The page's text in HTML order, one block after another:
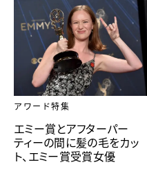
アワード特集
エミー賞とアフターパー
ティーの間に髪の毛をカッ
ト、エミー賞受賞女優